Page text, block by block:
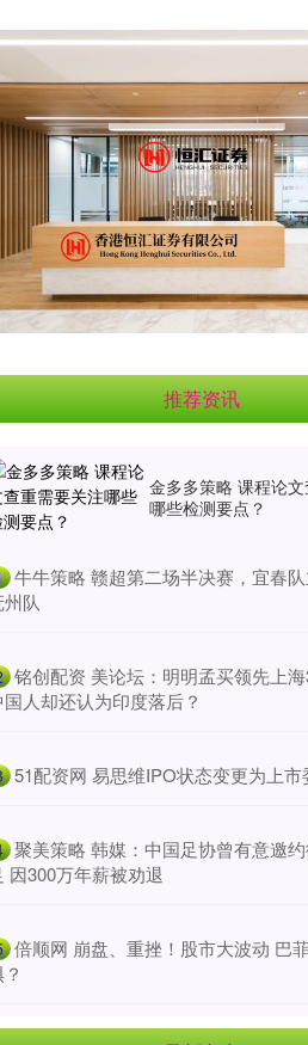
推荐资讯
金多多策略 课程论
哪些检测要点？
牛牛策略 赣超第二场半决赛，宜春
州队
铭创配资 美论坛：明明孟买领先上
国人却还认为印度落后？
​51配资网 易思维IPO状态变更为上市
聚美策略 韩媒：中国足协曾有意邀
因300万年薪被劝退
倍顺网 崩盘、重挫！股市大波动 巴